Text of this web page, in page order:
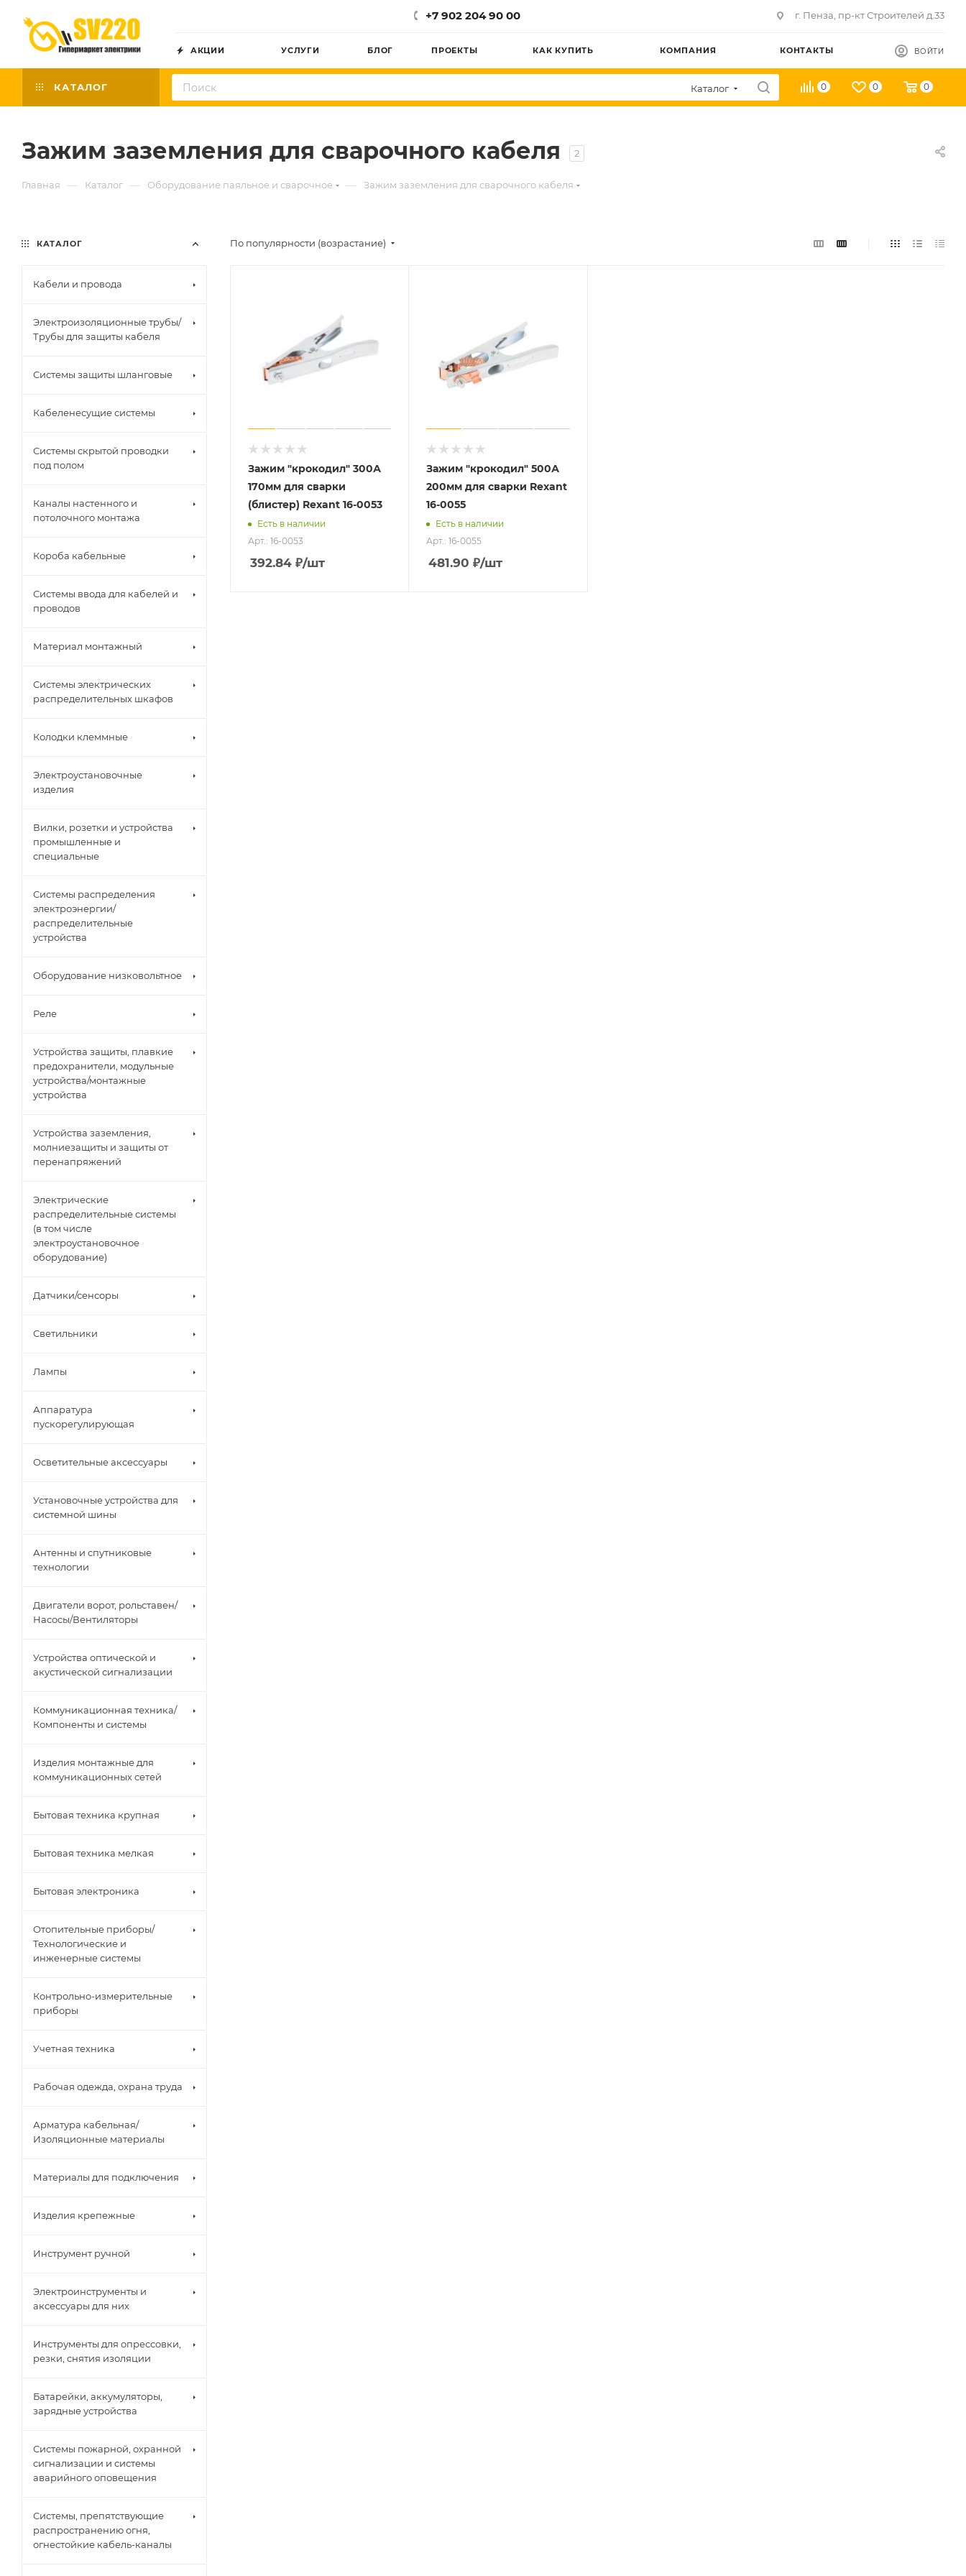
+7 902 204 90 00 г. Пенза, пр-кт Строителей д.33
АКЦИИ УСЛУГИ БЛОГ ПРОЕКТЫ КАК КУПИТЬ КОМПАНИЯ КОНТАКТЫ ВОЙТИ
КАТАЛОГ Каталог 0 0 0
Зажим заземления для сварочного кабеля 2
Главная — Каталог — Оборудование паяльное и сварочное — Зажим заземления для сварочного кабеля
По популярности (возрастание)
Зажим "крокодил" 300А
170мм для сварки
(блистер) Rexant 16-0053
Есть в наличии
Арт.: 16-0053
392.84 ₽/шт
Зажим "крокодил" 500А
200мм для сварки Rexant
16-0055
Есть в наличии
Арт.: 16-0055
481.90 ₽/шт
КАТАЛОГ
Кабели и провода
Электроизоляционные трубы/
Трубы для защиты кабеля
Системы защиты шланговые
Кабеленесущие системы
Системы скрытой проводки
под полом
Каналы настенного и
потолочного монтажа
Короба кабельные
Системы ввода для кабелей и
проводов
Материал монтажный
Системы электрических
распределительных шкафов
Колодки клеммные
Электроустановочные
изделия
Вилки, розетки и устройства
промышленные и
специальные
Системы распределения
электроэнергии/
распределительные
устройства
Оборудование низковольтное
Реле
Устройства защиты, плавкие
предохранители, модульные
устройства/монтажные
устройства
Устройства заземления,
молниезащиты и защиты от
перенапряжений
Электрические
распределительные системы
(в том числе
электроустановочное
оборудование)
Датчики/сенсоры
Светильники
Лампы
Аппаратура
пускорегулирующая
Осветительные аксессуары
Установочные устройства для
системной шины
Антенны и спутниковые
технологии
Двигатели ворот, рольставен/
Насосы/Вентиляторы
Устройства оптической и
акустической сигнализации
Коммуникационная техника/
Компоненты и системы
Изделия монтажные для
коммуникационных сетей
Бытовая техника крупная
Бытовая техника мелкая
Бытовая электроника
Отопительные приборы/
Технологические и
инженерные системы
Контрольно-измерительные
приборы
Учетная техника
Рабочая одежда, охрана труда
Арматура кабельная/
Изоляционные материалы
Материалы для подключения
Изделия крепежные
Инструмент ручной
Электроинструменты и
аксессуары для них
Инструменты для опрессовки,
резки, снятия изоляции
Батарейки, аккумуляторы,
зарядные устройства
Системы пожарной, охранной
сигнализации и системы
аварийного оповещения
Системы, препятствующие
распространению огня,
огнестойкие кабель-каналы